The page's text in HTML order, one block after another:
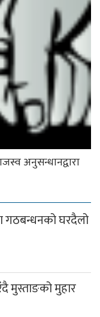
अनुसन्धानद्वारा
गठबन्धनको घरदैलो
मुस्ताङको मुहार